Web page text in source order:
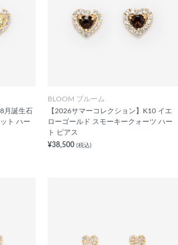
月誕生石
ト ハー
BLOOM ブルーム
【2026サマーコレクション】K10 イエ
ローゴールド スモーキークォーツ ハー
ト ピアス
¥38,500 (税込)